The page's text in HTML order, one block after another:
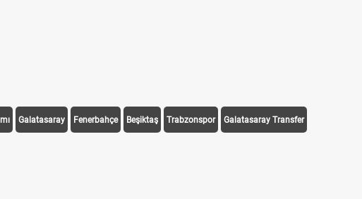
Galatasaray Fenerbahçe Beşiktaş Trabzonspor Galatasaray Transfer